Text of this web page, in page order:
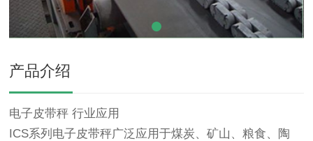
产品介绍
电子皮带秤 行业应用
ICS系列电子皮带秤广泛应用于煤炭、矿山、粮食、陶